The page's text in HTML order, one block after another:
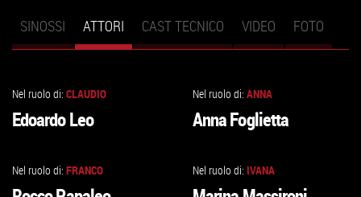
Schede primarie
SINOSSI ATTORI (SCHEDA
ATTIVA)
CAST TECNICO VIDEO FOTO
ALLA
Nel ruolo di: CLAUDIO
Edoardo Leo
ALLA
Nel ruolo di: ANNA
Anna Foglietta
Nel ruolo di: FRANCO Nel ruolo di: IVANA